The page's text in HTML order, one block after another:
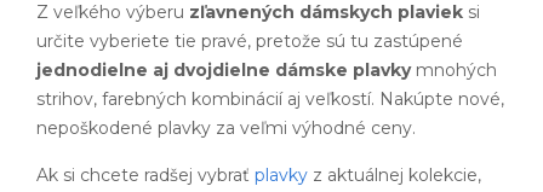
Z veľkého výberu zľavnených dámskych plaviek si
určite vyberiete tie pravé, pretože sú tu zastúpené
jednodielne aj dvojdielne dámske plavkymnohých
strihov, farebných kombinácií aj veľkostí. Nakúpte nové,
nepoškodené plavky za veľmi výhodné ceny.
Ak si chcete radšej vybrať plavky z aktuálnej kolekcie,